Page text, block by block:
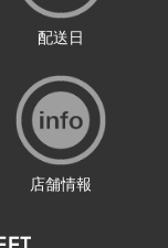
配送日
店舗情報